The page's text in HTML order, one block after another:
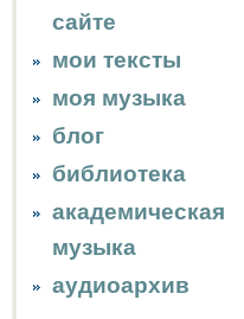
сайте
мои тексты
моя музыка
блог
библиотека
академическая
музыка
аудиоархив